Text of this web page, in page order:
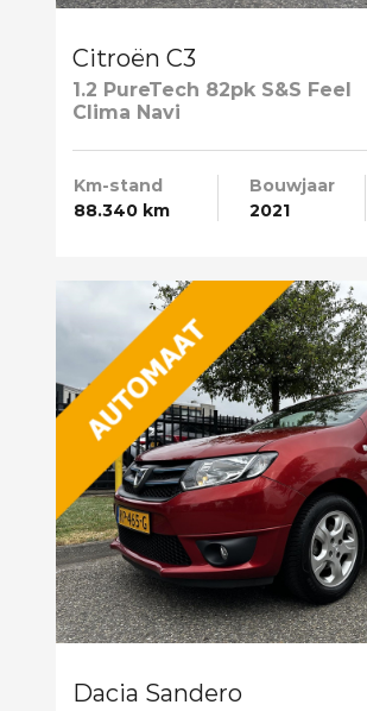
Citroën C3
1.2 PureTech 82pk S&S Feel
Clima Navi
Km-stand
88.340 km
Bouwjaar
2021
Dacia Sandero